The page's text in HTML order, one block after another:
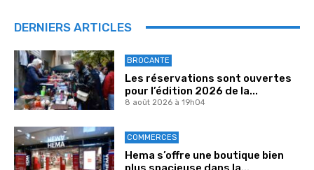
DERNIERS ARTICLES
BROCANTE
Les réservations sont ouvertes
pour l’édition 2026 de la...
8 août 2026 à 19h04
COMMERCES
Hema s’offre une boutique bien